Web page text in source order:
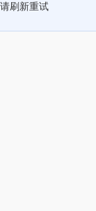
刷新重试